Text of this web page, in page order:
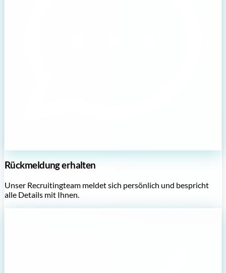
Rückmeldung erhalten
Unser Recruitingteam meldet sich persönlich und bespricht
alle Details mit Ihnen.